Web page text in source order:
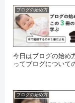
ブログの始め方
今日はブログの始め
ってブログについて
ブログの始め方